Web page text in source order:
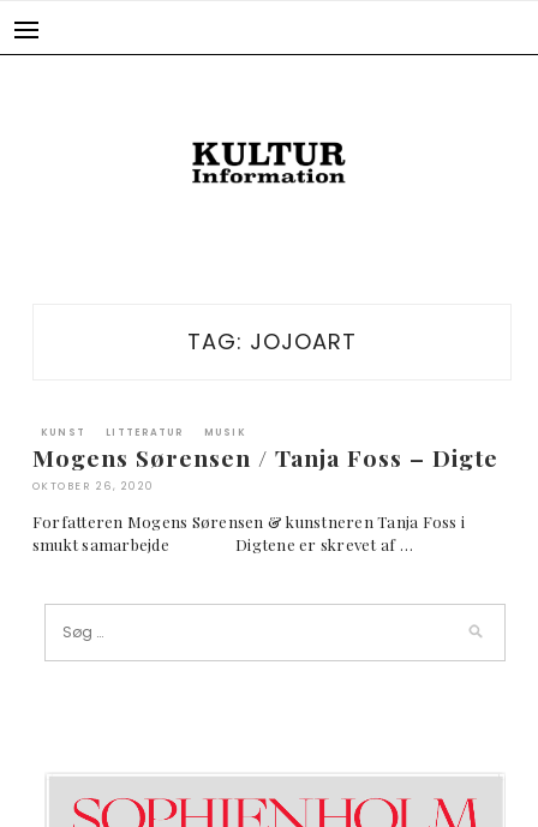
TAG: JOJOART
KUNST LITTERATUR MUSIK
Mogens Sørensen / Tanja Foss – Digte
OKTOBER 26, 2020
Forfatteren Mogens Sørensen & kunstneren Tanja Foss i
smukt samarbejde Digtene er skrevet af …